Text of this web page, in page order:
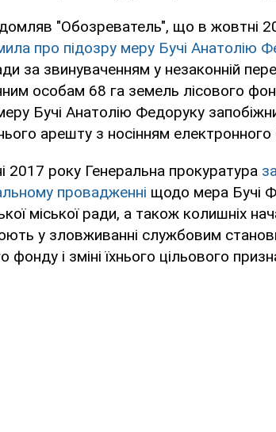
"Обозреватель", що в жовтні
про підозру меру Бучі Анатолію
за звинуваченням у незаконній
особам 68 га земель лісового
Бучі Анатолію Федоруку
арешту з носінням електронного
2017 року Генеральна прокуратура
провадженні щодо мера Бучі
міської ради, а також колишніх
у зловживанні службовим
фонду і зміні їхнього цільового